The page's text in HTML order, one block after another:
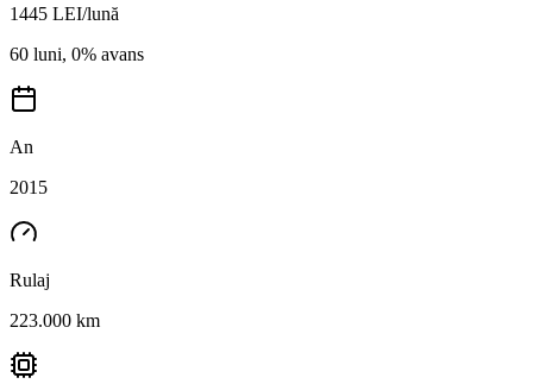
1445 LEI/lună
60 luni, 0% avans
An
2015
Rulaj
223.000 km